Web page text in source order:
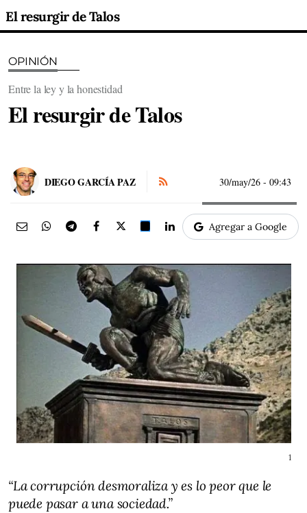
El resurgir de Talos
OPINIÓN
Entre la ley y la honestidad
El resurgir de Talos
DIEGO GARCÍA PAZ 30/may/26 - 09:43
Agregar a Google
1
“La corrupción desmoraliza y es lo peor que le
puede pasar a una sociedad.”